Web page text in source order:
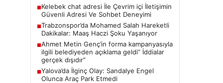
■Kelebek chat adresi İle Çevrim içi İletişimin
Güvenli Adresi Ve Sohbet Deneyimi
■Trabzonspor’da Mohamed Salah Hareketli
Dakikalar: Maaş Haczi Şoku Yaşanıyor
■Ahmet Metin Genç’in forma kampanyasıyla
ilgili belediyeden açıklama geldi” İddialar
gerçek dışıdır”
■Yalova’da İlginç Olay: Sandalye Engel
Olunca Araç Park Etmedi